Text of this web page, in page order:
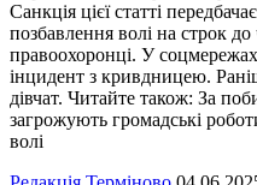
Санкція цієї статті
позбавлення волі на строк
правоохоронці. У
інцидент з кривдницею.
дівчат. Читайте також: За
загрожують громадські
волі